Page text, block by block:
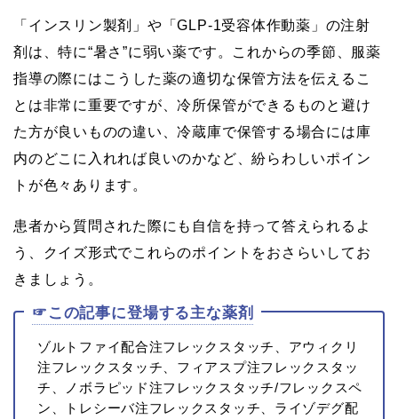
「インスリン製剤」や「GLP-1受容体作動薬」の注射
剤は、特に“暑さ”に弱い薬です。これからの季節、服薬
指導の際にはこうした薬の適切な保管方法を伝えるこ
とは非常に重要ですが、冷所保管ができるものと避け
た方が良いものの違い、冷蔵庫で保管する場合には庫
内のどこに入れれば良いのかなど、紛らわしいポイン
トが色々あります。
患者から質問された際にも自信を持って答えられるよ
う、クイズ形式でこれらのポイントをおさらいしてお
きましょう。
☞この記事に登場する主な薬剤
ゾルトファイ配合注フレックスタッチ、アウィクリ
注フレックスタッチ、フィアスプ注フレックスタッ
チ、ノボラピッド注フレックスタッチ/フレックスペ
ン、トレシーバ注フレックスタッチ、ライゾデグ配